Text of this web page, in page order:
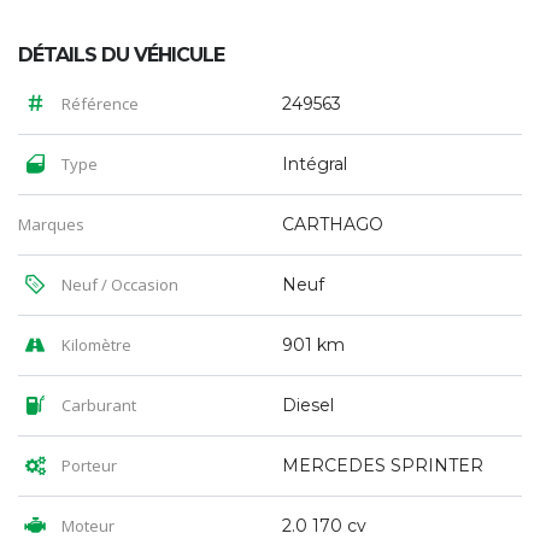
DÉTAILS DU VÉHICULE
Référence 249563
Type Intégral
Marques CARTHAGO
Neuf / Occasion Neuf
Kilomètre 901 km
Carburant Diesel
Porteur MERCEDES SPRINTER
Moteur 2.0 170 cv